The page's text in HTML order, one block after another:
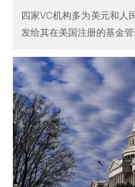
四家VC机构多为美元和人
发给其在美国注册的基金